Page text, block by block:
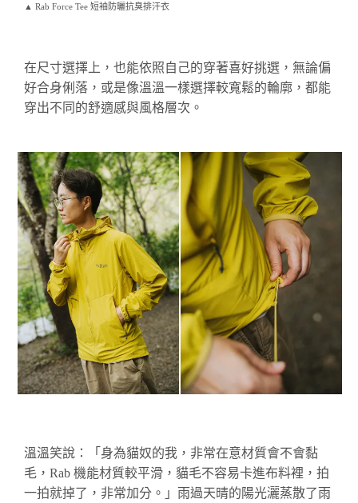
▲ Rab Force Tee 短袖防曬抗臭排汗衣
在尺寸選擇上，也能依照自己的穿著喜好挑選，無論偏
好合身俐落，或是像溫溫一樣選擇較寬鬆的輪廓，都能
穿出不同的舒適感與風格層次。
溫溫笑說：「身為貓奴的我，非常在意材質會不會黏
毛，Rab 機能材質較平滑，貓毛不容易卡進布料裡，拍
一拍就掉了，非常加分。」雨過天晴的陽光灑蒸散了雨